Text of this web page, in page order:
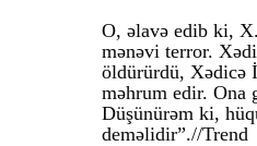
O, əlavə edib ki,
mənəvi terror.
öldürürdü, Xədicə
məhrum edir. Ona
Düşünürəm ki,
deməlidir”.//Trend